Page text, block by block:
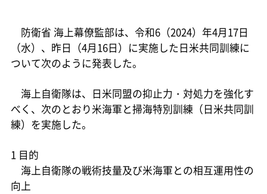
防衛省 海上幕僚監部は、令和6（2024）年4月17日
（水）、昨日（4月16日）に実施した日米共同訓練に
ついて次のように発表した。
海上自衛隊は、日米同盟の抑止力・対処力を強化す
べく、次のとおり米海軍と掃海特別訓練（日米共同訓
練）を実施した。
1 目的
海上自衛隊の戦術技量及び米海軍との相互運用性の
向上